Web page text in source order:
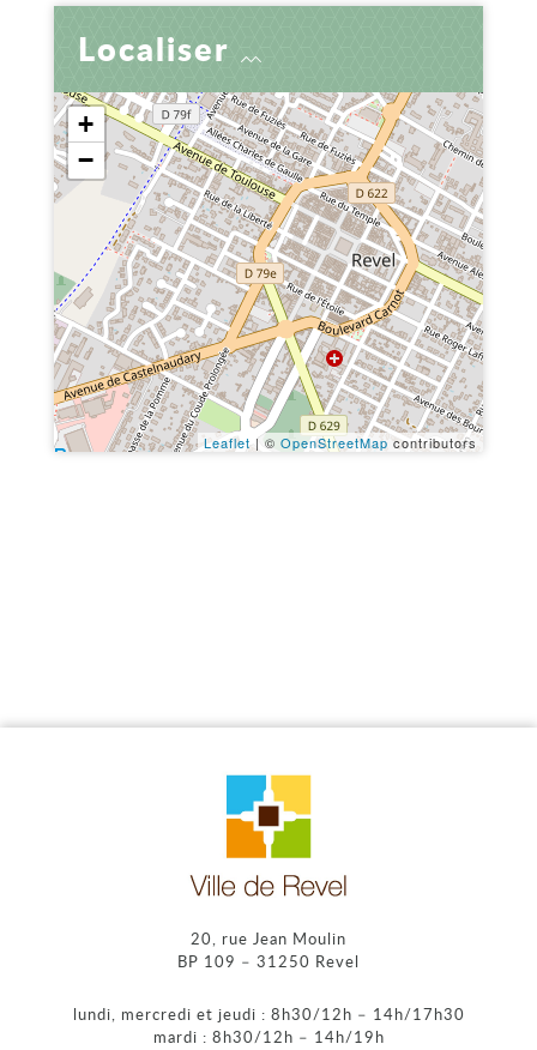
Localiser
+
−
Leaflet | ©OpenStreetMap contributors
20, rue Jean Moulin
BP 109 – 31250 Revel
lundi, mercredi et jeudi : 8h30/12h – 14h/17h30
mardi : 8h30/12h – 14h/19h